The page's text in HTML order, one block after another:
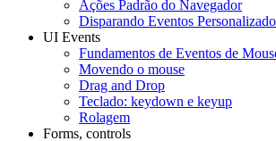
Ações Padrão do Navegador
Disparando Eventos
UI Events
Fundamentos de Eventos de
Movendo o mouse
Drag and Drop
Teclado: keydown e keyup
Rolagem
Forms, controls